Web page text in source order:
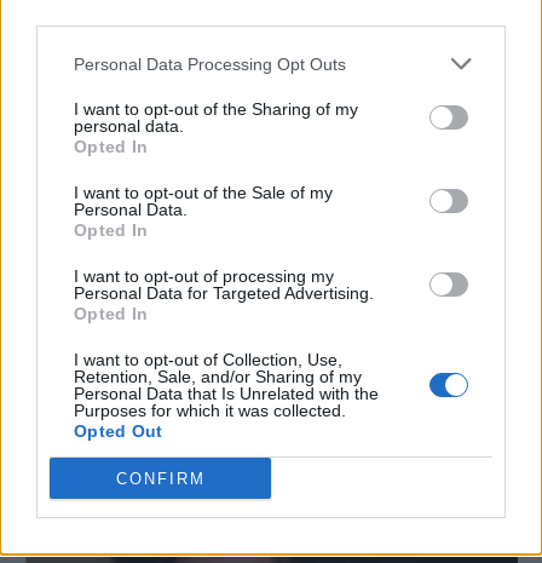
Personal Data Processing Opt Outs
I want to opt-out of the Sharing of my
personal data.
Opted In
I want to opt-out of the Sale of my
Personal Data.
Opted In
I want to opt-out of processing my
Personal Data for Targeted Advertising.
Opted In
I want to opt-out of Collection, Use,
Retention, Sale, and/or Sharing of my
Personal Data that Is Unrelated with the
Purposes for which it was collected.
Opted Out
CONFIRM